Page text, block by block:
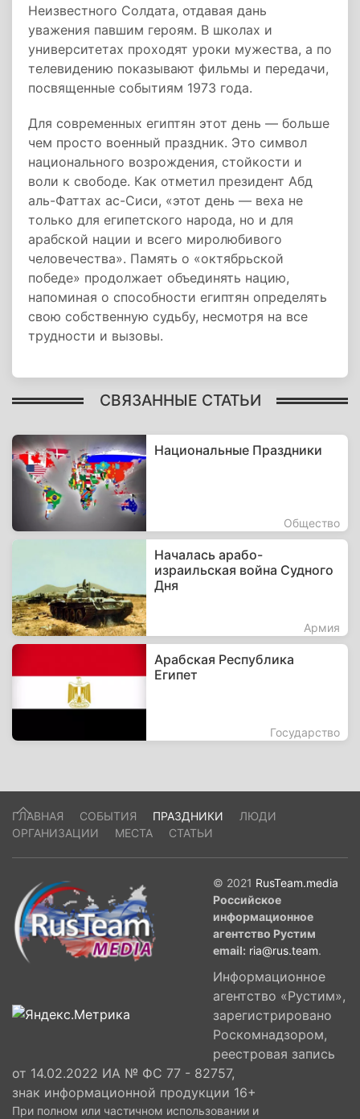
Неизвестного Солдата, отдавая дань
уважения павшим героям. В школах и
университетах проходят уроки мужества, а по
телевидению показывают фильмы и передачи,
посвященные событиям 1973 года.
Для современных египтян этот день — больше
чем просто военный праздник. Это символ
национального возрождения, стойкости и
воли к свободе. Как отметил президент Абд
аль-Фаттах ас-Сиси, «этот день — веха не
только для египетского народа, но и для
арабской нации и всего миролюбивого
человечества». Память о «октябрьской
победе» продолжает объединять нацию,
напоминая о способности египтян определять
свою собственную судьбу, несмотря на все
трудности и вызовы.
СВЯЗАННЫЕ СТАТЬИ
Национальные Праздники
Общество
Началась арабо-
израильская война Судного
Дня
Армия
Арабская Республика
Египет
Государство
ГЛАВНАЯ СОБЫТИЯ ПРАЗДНИКИ
ЛЮДИ
ОРГАНИЗАЦИИ
МЕСТА СТАТЬИ
© 2021 RusTeam.media
Российское
информационное
агентство Рустим
email: ria@rus.team.
Информационное
агентство «Рустим»,
зарегистрировано
Роскомнадзором,
реестровая запись
от 14.02.2022 ИА № ФС 77 - 82757,
знак информационной продукции 16+
При полном или частичном использовании и